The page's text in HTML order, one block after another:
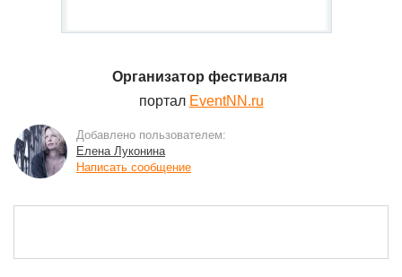
Организатор фестиваля
портал EventNN.ru
Добавлено пользователем:
Елена Луконина
Написать сообщение